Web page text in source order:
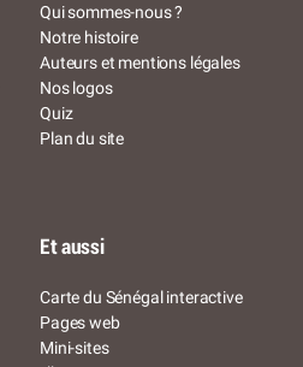
Qui sommes-nous ?
Notre histoire
Auteurs et mentions légales
Nos logos
Quiz
Plan du site
Et aussi
Carte du Sénégal interactive
Pages web
Mini-sites